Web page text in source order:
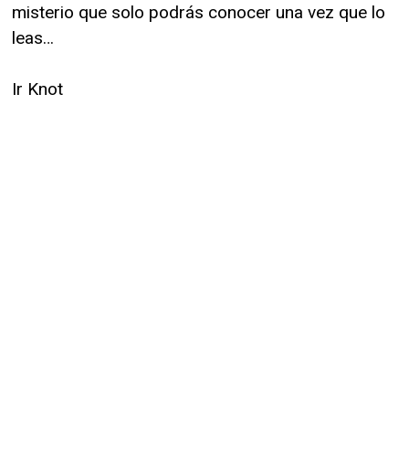
misterio que solo podrás conocer una vez que lo
leas…
Ir Knot